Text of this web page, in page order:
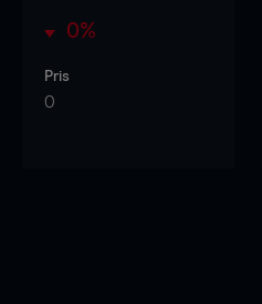
0%
Pris
0